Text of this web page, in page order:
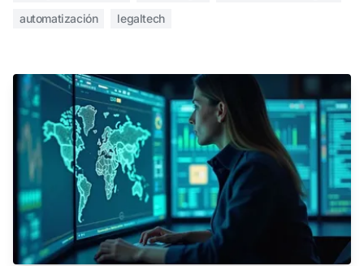
automatización
legaltech